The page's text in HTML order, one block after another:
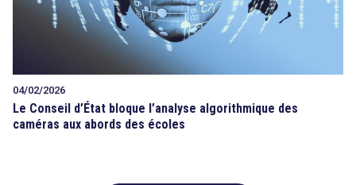
04/02/2026
Le Conseil d’État bloque l’analyse algorithmique des
caméras aux abords des écoles